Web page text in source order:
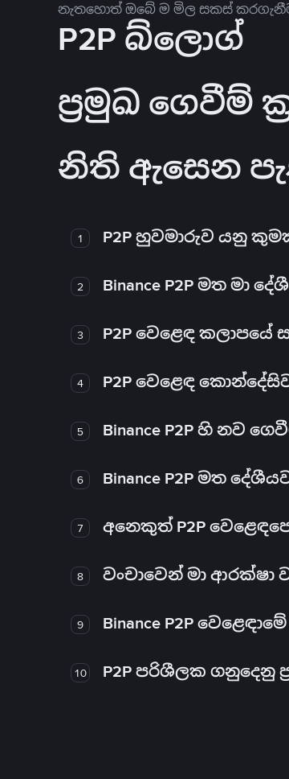
නැතහොත් ඔබේ ම මිල සකස්
P2P බ්ලොග්
ප්‍රමුඛ ගෙවීම්
නිති ඇසෙන
1 P2P හුවමාරුව යනු
2 Binance P2P මත මා
3 P2P වෙළෙඳ කලාපයේ
4 P2P වෙළෙඳ
5 Binance P2P හි නව
6 Binance P2P මත
7 අනෙකුත් P2P
8 වංචාවෙන් මා ආරක්ෂා
9 Binance P2P
10 P2P පරිශීලක ගනුදෙනු